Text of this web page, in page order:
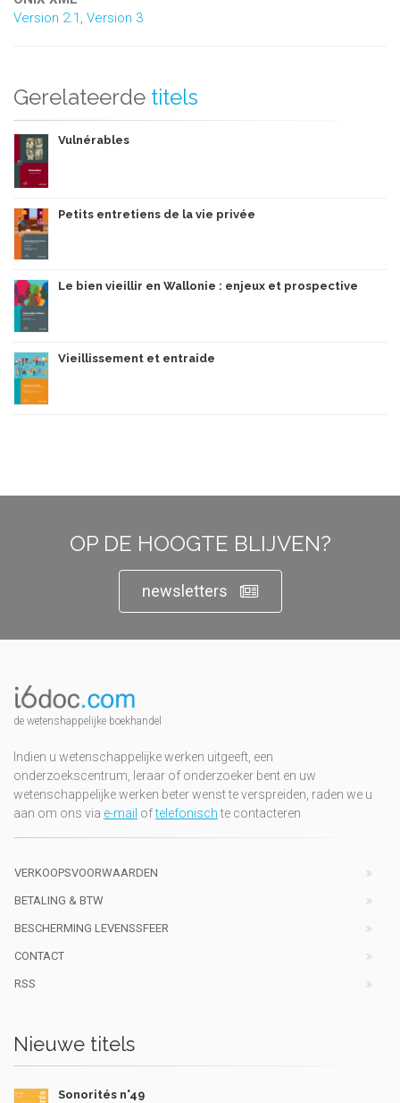
Version 2.1 , Version 3
Gerelateerde titels
Vulnérables
Petits entretiens de la vie privée
Le bien vieillir en Wallonie : enjeux et prospective
Vieillissement et entraide
OP DE HOOGTE BLIJVEN?
newsletters
de wetenshappelijke boekhandel
Indien u wetenschappelijke werken uitgeeft, een
onderzoekscentrum, leraar of onderzoeker bent en uw
wetenschappelijke werken beter wenst te verspreiden, raden we u
aan om ons via e-mail oftelefonischte contacteren
VERKOOPSVOORWAARDEN
BETALING & BTW
BESCHERMING LEVENSSFEER
CONTACT
RSS
Nieuwe titels
Sonorités n°49